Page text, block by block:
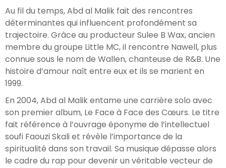
Au fil du temps, Abd al Malik fait des rencontres
déterminantes qui influencent profondément sa
trajectoire. Grâce au producteur Sulee B Wax, ancien
membre du groupe Little MC, il rencontre Nawell, plus
connue sous le nom de Wallen, chanteuse de R&B. Une
histoire d’amour naît entre eux et ils se marient en
1999.
En 2004, Abd al Malik entame une carrière solo avec
son premier album, Le Face à Face des Cœurs. Le titre
fait référence à l’ouvrage éponyme de l’intellectuel
soufi Faouzi Skali et révèle l’importance de la
spiritualité dans son travail. Sa musique dépasse alors
le cadre du rap pour devenir un véritable vecteur de